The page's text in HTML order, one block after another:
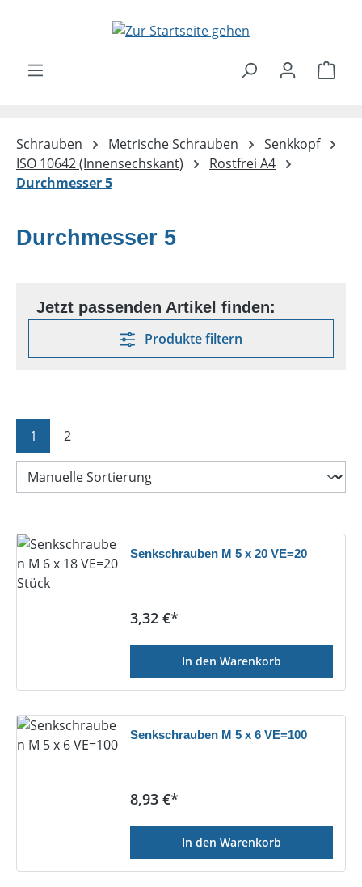
Zum Hauptinhalt springen
Schrauben Metrische Schrauben
Senkkopf
ISO 10642 (Innensechskant)
Rostfrei A4
Durchmesser 5
Durchmesser 5
Produkte filtern
Seite
1 Seite
2
Senkschrauben M 5 x 20 VE=20
Regulärer Preis:
3,32 €*
In den Warenkorb
Senkschrauben M 5 x 6 VE=100
Regulärer Preis:
8,93 €*
In den Warenkorb